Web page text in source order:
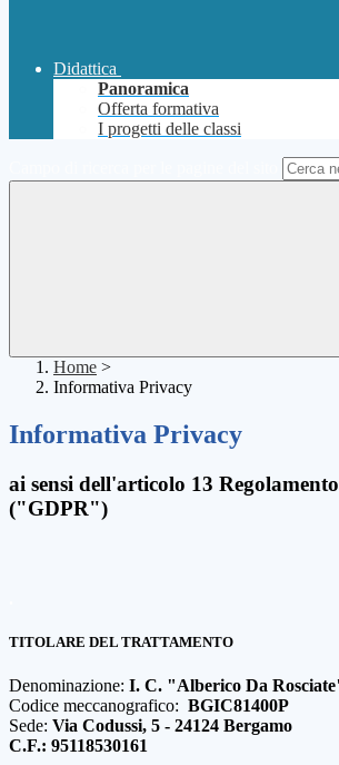
Didattica
Panoramica
Offerta formativa
I progetti delle classi
Home >
Informativa Privacy
Informativa Privacy
ai sensi dell'articolo 13
("GDPR")
TITOLARE DEL TRATTAMENTO
Denominazione: I. C. "Alberico Da
Codice meccanografico: BGIC81400P
Sede: Via Codussi, 5 - 24124 Bergamo
C.F.: 95118530161